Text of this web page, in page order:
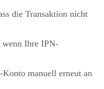
die Transaktion nicht
wenn Ihre IPN-
manuell erneut an